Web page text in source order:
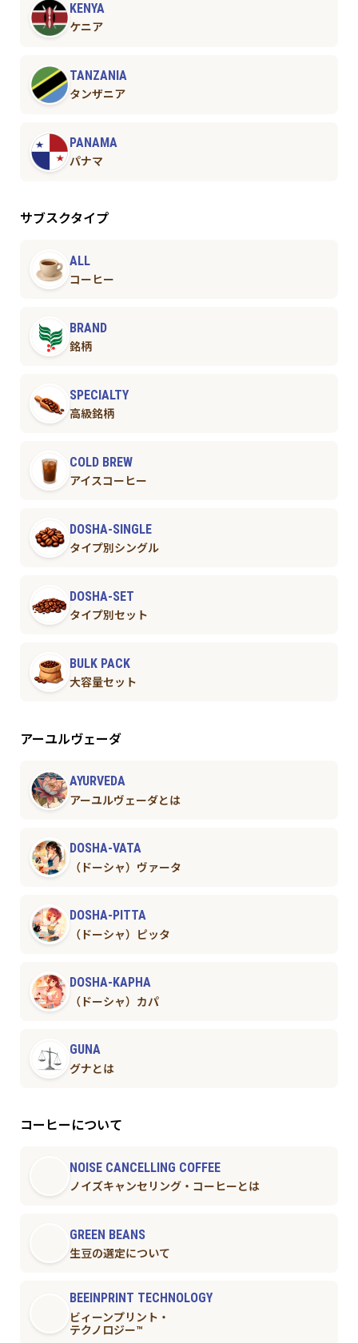
KENYA
ケニア
TANZANIA
タンザニア
PANAMA
パナマ
サブスクタイプ
ALL
コーヒー
BRAND
銘柄
SPECIALTY
高級銘柄
COLD BREW
アイスコーヒー
DOSHA-SINGLE
タイプ別シングル
DOSHA-SET
タイプ別セット
BULK PACK
大容量セット
アーユルヴェーダ
AYURVEDA
アーユルヴェーダとは
DOSHA-VATA
（ドーシャ）ヴァータ
DOSHA-PITTA
（ドーシャ）ピッタ
DOSHA-KAPHA
（ドーシャ）カパ
GUNA
グナとは
コーヒーについて
NOISE CANCELLING COFFEE
ノイズキャンセリング・コーヒーとは
GREEN BEANS
生豆の選定について
BEEINPRINT TECHNOLOGY
ビィーンプリント・
テクノロジー™︎